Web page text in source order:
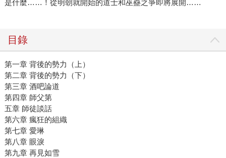
是什麼……！從明朝就開始的道士和巫蠱之爭即將展開……
目錄
第一章 背後的勢力（上）
第二章 背後的勢力（下）
第三章 酒吧論道
第四章 師父第
五章 師徒談話
第六章 瘋狂的組織
第七章 愛琳
第八章 眼淚
第九章 再見如雪